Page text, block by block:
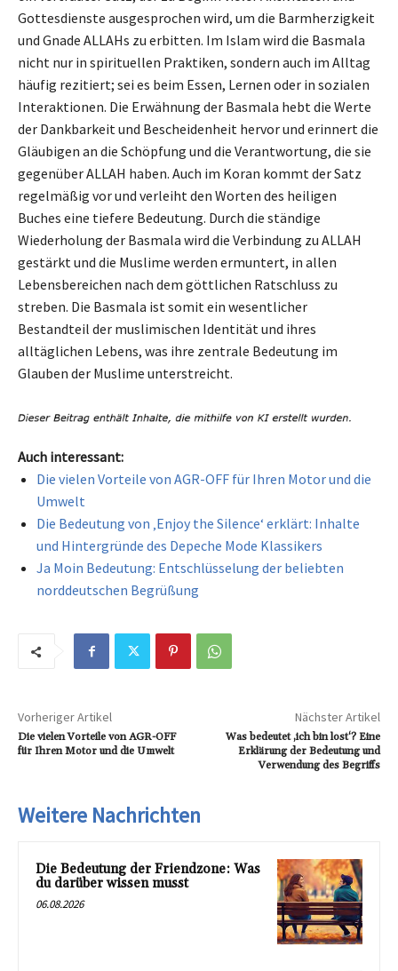
Gottesdienste ausgesprochen wird, um die Barmherzigkeit
und Gnade ALLAHs zu erbitten. Im Islam wird die Basmala
nicht nur in spirituellen Praktiken, sondern auch im Alltag
häufig rezitiert; sei es beim Essen, Lernen oder in sozialen
Interaktionen. Die Erwähnung der Basmala hebt die Werte
der Dankbarkeit und Bescheidenheit hervor und erinnert die
Gläubigen an die Schöpfung und die Verantwortung, die sie
gegenüber ALLAH haben. Auch im Koran kommt der Satz
regelmäßig vor und verleiht den Worten des heiligen
Buches eine tiefere Bedeutung. Durch die ständige
Wiederholung der Basmala wird die Verbindung zu ALLAH
gestärkt und die Muslime werden ermuntert, in allen
Lebensbereichen nach dem göttlichen Ratschluss zu
streben. Die Basmala ist somit ein wesentlicher
Bestandteil der muslimischen Identität und ihres
alltäglichen Lebens, was ihre zentrale Bedeutung im
Glauben der Muslime unterstreicht.
Auch interessant:
Die vielen Vorteile von AGR-OFF für Ihren Motor und die
Umwelt
Die Bedeutung von ‚Enjoy the Silence‘ erklärt: Inhalte
und Hintergründe des Depeche Mode Klassikers
Ja Moin Bedeutung: Entschlüsselung der beliebten
norddeutschen Begrüßung
Vorheriger Artikel
Die vielen Vorteile von AGR-OFF
für Ihren Motor und die Umwelt
Nächster Artikel
Was bedeutet ‚ich bin lost‘? Eine
Erklärung der Bedeutung und
Verwendung des Begriffs
Weitere Nachrichten
Die Bedeutung der Friendzone: Was
du darüber wissen musst
06.08.2026